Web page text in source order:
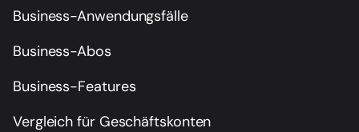
Business-Anwendungsfälle
Business-Abos
Business-Features
Vergleich für Geschäftskonten